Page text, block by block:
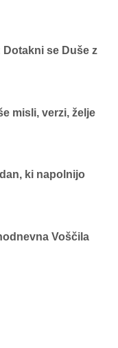
Dotakni se Duše z
misli, verzi, želje
ki napolnijo
Voščila